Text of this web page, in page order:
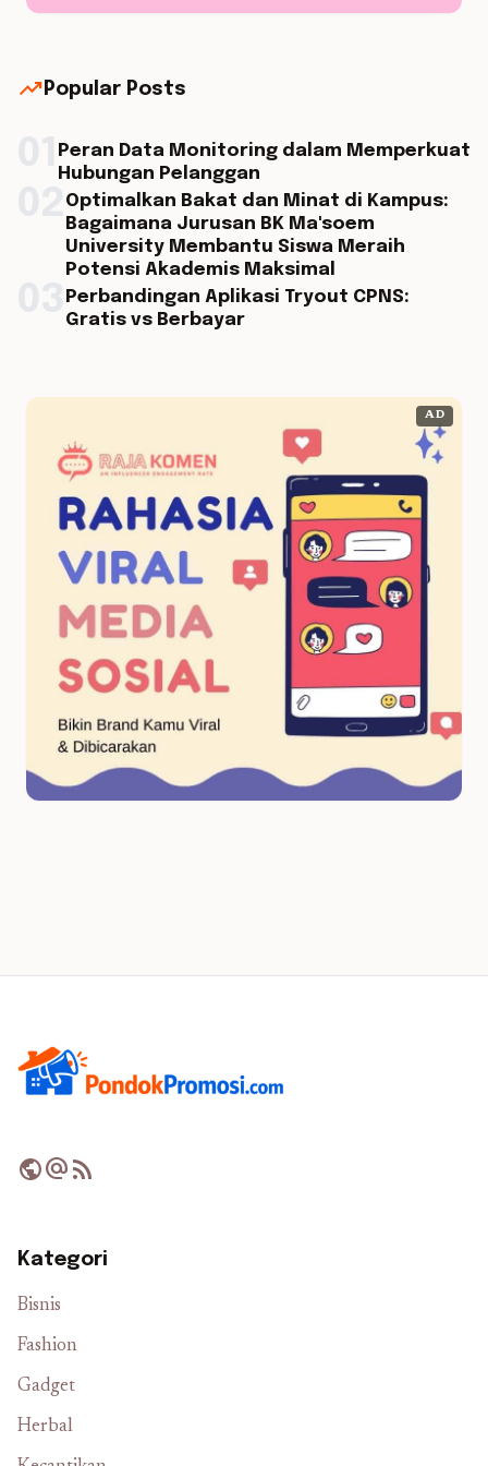
trending_up Popular Posts
Peran Data Monitoring dalam Memperkuat
Hubungan Pelanggan
Optimalkan Bakat dan Minat di Kampus:
Bagaimana Jurusan BK Ma'soem
University Membantu Siswa Meraih
Potensi Akademis Maksimal
Perbandingan Aplikasi Tryout CPNS:
Gratis vs Berbayar
AD
publicalternate_emailrss_feed
Kategori
Bisnis
Fashion
Gadget
Herbal